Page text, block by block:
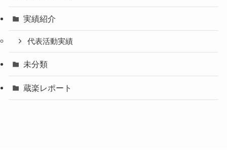
実績紹介
代表活動実績
未分類
蔵楽レポート